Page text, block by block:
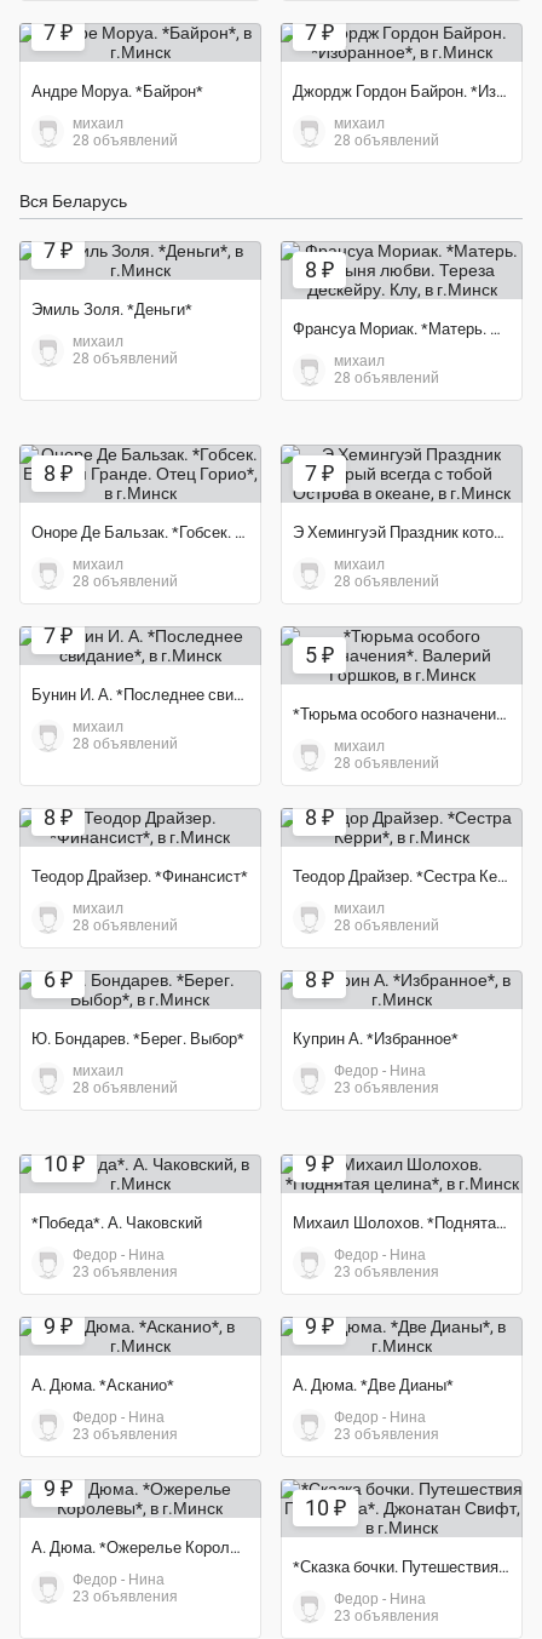
7 ₽
Андре Моруа. *Байрон*
михаил
28 объявлений
7 ₽
Джордж Гордон Байрон. *Избранное*
михаил
28 объявлений
Вся Беларусь
7 ₽
Эмиль Золя. *Деньги*
михаил
28 объявлений
8 ₽
Франсуа Мориак. *Матерь. Пустыня любви. Тереза Дескейру. Клу
михаил
28 объявлений
8 ₽
Оноре Де Бальзак. *Гобсек. Евгения Гранде. Отец Горио*
михаил
28 объявлений
7 ₽
Э Хемингуэй Праздник который всегда с тобой Острова в океане
михаил
28 объявлений
7 ₽
Бунин И. А. *Последнее свидание*
михаил
28 объявлений
5 ₽
*Тюрьма особого назначения*. Валерий Горшков
михаил
28 объявлений
8 ₽
Теодор Драйзер. *Финансист*
михаил
28 объявлений
8 ₽
Теодор Драйзер. *Сестра Керри*
михаил
28 объявлений
6 ₽
Ю. Бондарев. *Берег. Выбор*
михаил
28 объявлений
8 ₽
Куприн А. *Избранное*
Федор - Нина
23 объявления
10 ₽
*Победа*. А. Чаковский
Федор - Нина
23 объявления
9 ₽
Михаил Шолохов. *Поднятая целина*
Федор - Нина
23 объявления
9 ₽
А. Дюма. *Асканио*
Федор - Нина
23 объявления
9 ₽
А. Дюма. *Две Дианы*
Федор - Нина
23 объявления
9 ₽
А. Дюма. *Ожерелье Королевы*
Федор - Нина
23 объявления
10 ₽
*Сказка бочки. Путешествия Гулливера*. Джонатан Свифт
Федор - Нина
23 объявления